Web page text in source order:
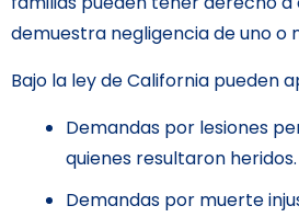
demuestra negligencia de uno o
Bajo la ley de California pueden
Demandas por lesiones
quienes resultaron heridos.
Demandas por muerte